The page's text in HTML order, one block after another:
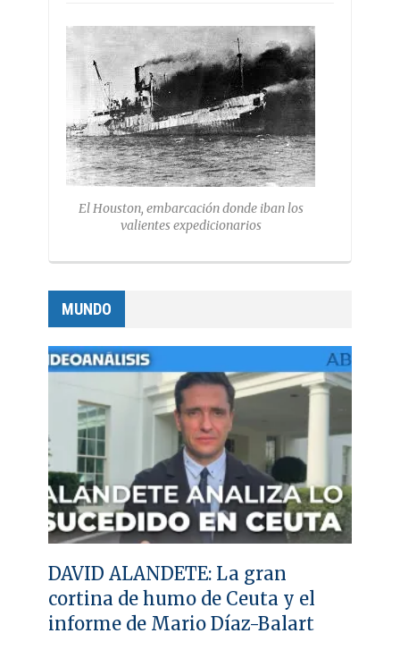
El Houston, embarcación donde iban los
valientes expedicionarios
MUNDO
DAVID ALANDETE: La gran
cortina de humo de Ceuta y el
informe de Mario Díaz-Balart